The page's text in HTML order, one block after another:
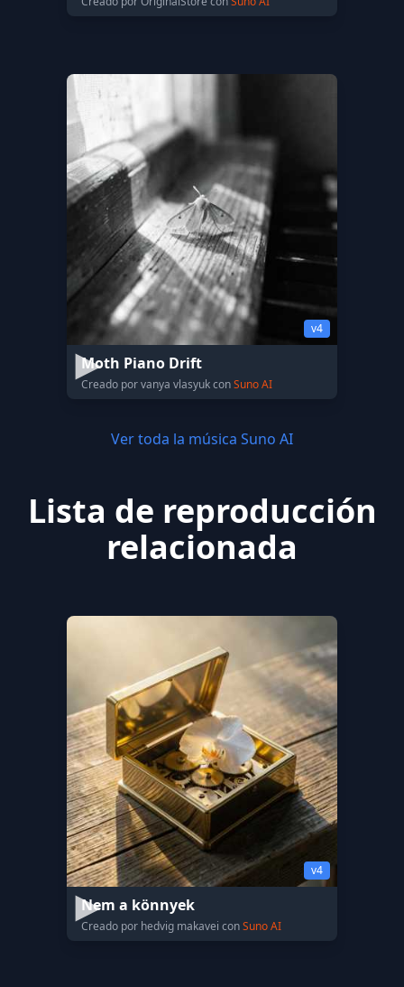
v4
Moth Piano Drift
Creado por vanya vlasyuk conSuno AI
Ver toda la música Suno AI
Lista de reproducción
relacionada
v4
Nem a könnyek
Creado por hedvig makavei conSuno AI